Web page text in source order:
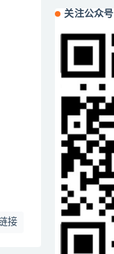
接
关注公众号